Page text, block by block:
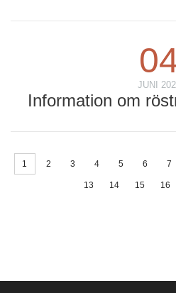
JUNI
Information om
1 2 3 4 5 6 7
13 14 15 16